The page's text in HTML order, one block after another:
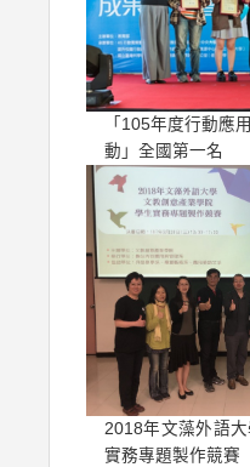
「105年度行動應
動」全國第一名
2018年文藻外語
實務專題製作競賽